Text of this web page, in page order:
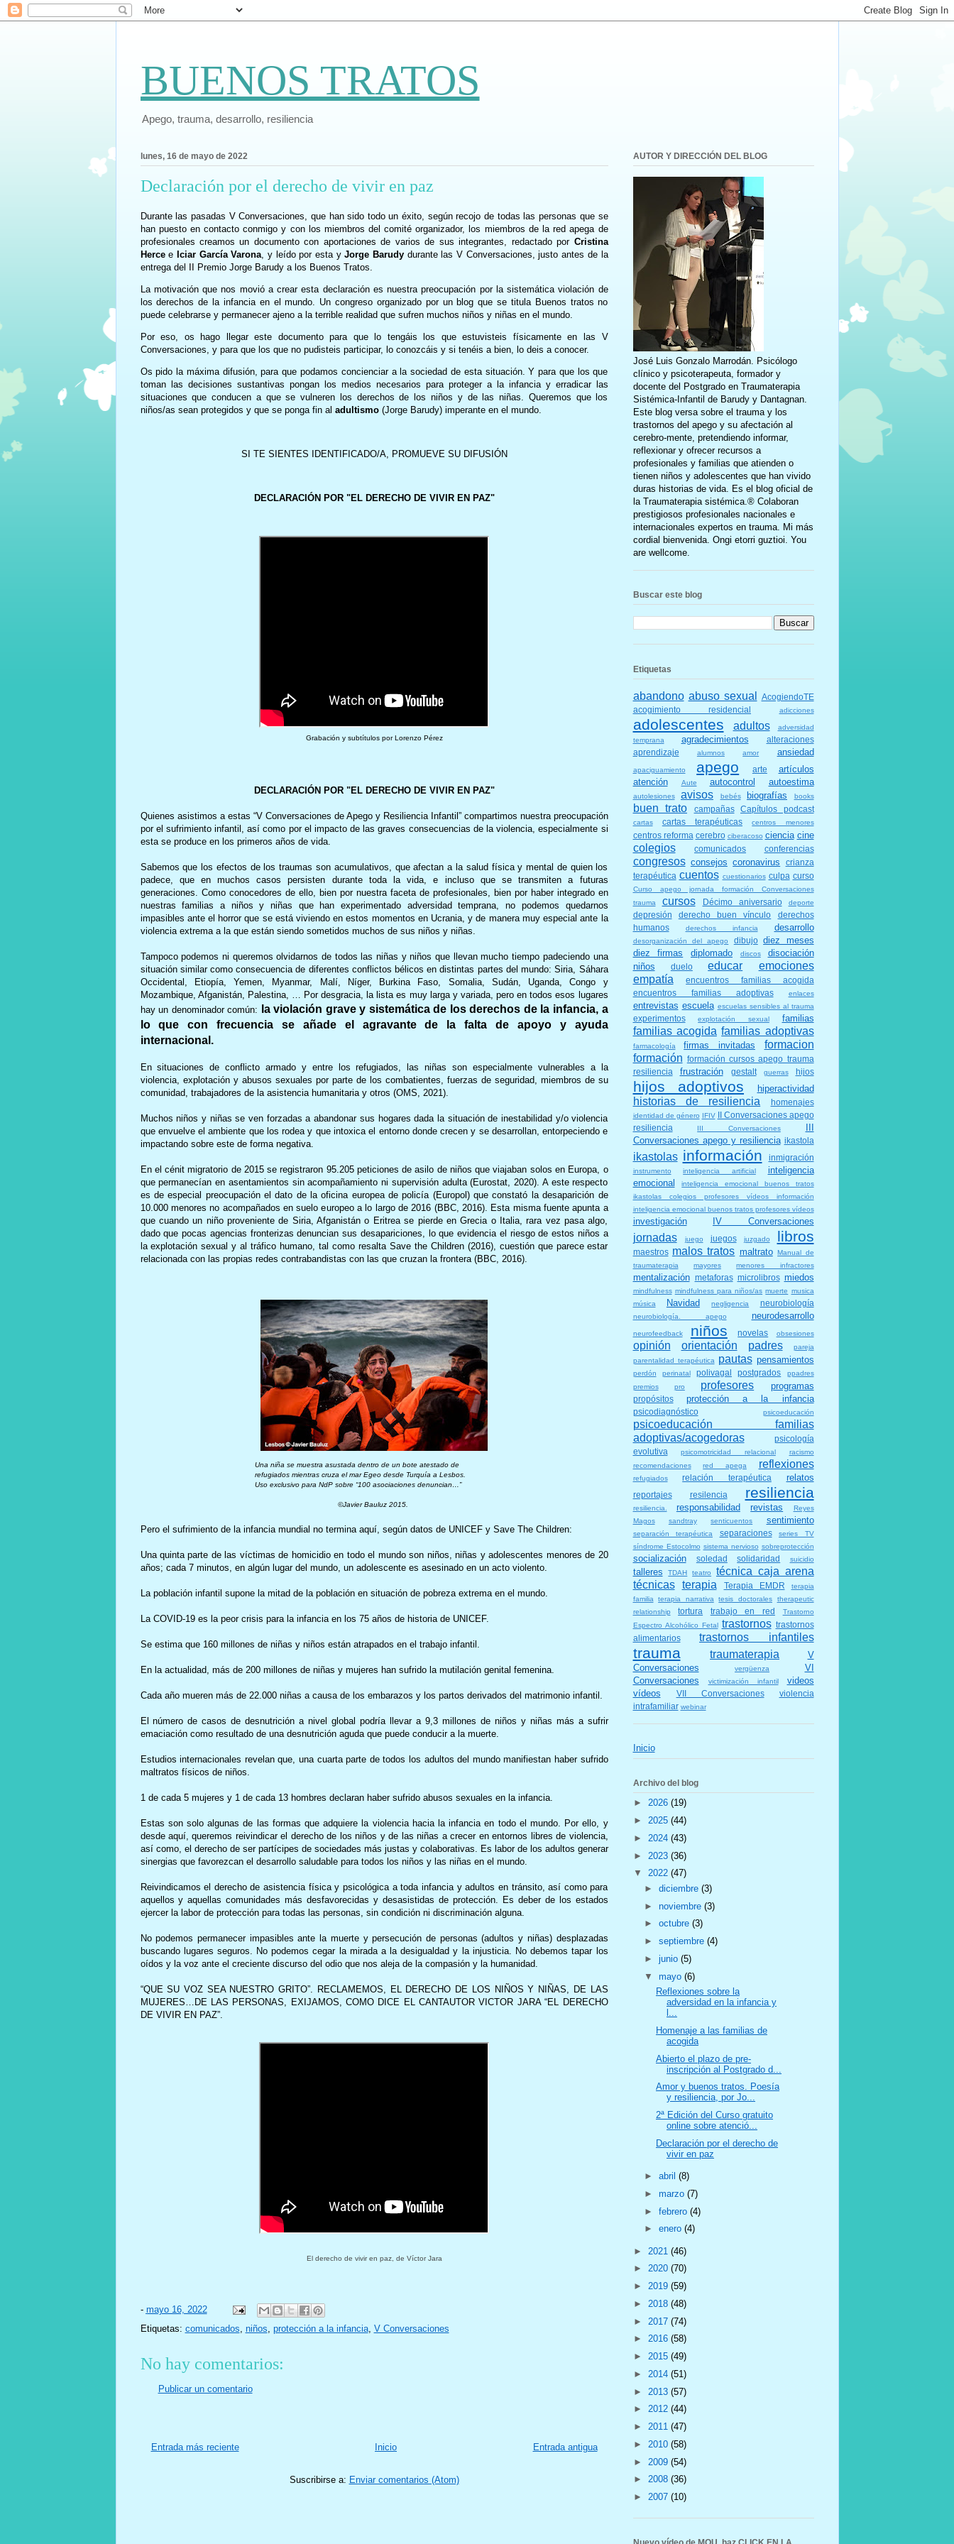
BUENOS TRATOS
Apego, trauma, desarrollo, resiliencia
lunes, 16 de mayo de 2022
Declaración por el derecho de vivir en paz
Durante las pasadas V Conversaciones, que han sido todo un éxito, según recojo de todas las personas que se
han puesto en contacto conmigo y con los miembros del comité organizador, los miembros de la red apega de
profesionales creamos un documento con aportaciones de varios de sus integrantes, redactado por Cristina
Hercee Iciar García Varona , y leído por esta yJorge Barudy durante las V Conversaciones, justo antes de la
entrega del II Premio Jorge Barudy a los Buenos Tratos.
La motivación que nos movió a crear esta declaración es nuestra preocupación por la sistemática violación de
los derechos de la infancia en el mundo. Un congreso organizado por un blog que se titula Buenos tratos no
puede celebrarse y permanecer ajeno a la terrible realidad que sufren muchos niños y niñas en el mundo.
Por eso, os hago llegar este documento para que lo tengáis los que estuvisteis físicamente en las V
Conversaciones, y para que los que no pudisteis participar, lo conozcáis y si tenéis a bien, lo deis a conocer.
Os pido la máxima difusión, para que podamos concienciar a la sociedad de esta situación. Y para que los que
toman las decisiones sustantivas pongan los medios necesarios para proteger a la infancia y erradicar las
situaciones que conducen a que se vulneren los derechos de los niños y de las niñas. Queremos que los
niños/as sean protegidos y que se ponga fin al adultismo(Jorge Barudy) imperante en el mundo.
SI TE SIENTES IDENTIFICADO/A, PROMUEVE SU DIFUSIÓN
DECLARACIÓN POR "EL DERECHO DE VIVIR EN PAZ"
Grabación y subtítulos por Lorenzo Pérez
DECLARACIÓN POR "EL DERECHO DE VIVIR EN PAZ"
Quienes asistimos a estas “V Conversaciones de Apego y Resiliencia Infantil” compartimos nuestra preocupación
por el sufrimiento infantil, así como por el impacto de las graves consecuencias de la violencia, especialmente si
esta se produce en los primeros años de vida.
Sabemos que los efectos de los traumas son acumulativos, que afectan a la salud física y mental de quien los
padece, que en muchos casos persisten durante toda la vida, e incluso que se transmiten a futuras
generaciones. Como conocedores de ello, bien por nuestra faceta de profesionales, bien por haber integrado en
nuestras familias a niños y niñas que han experimentado adversidad temprana, no podemos quedarnos
impasibles ante el horror que se está viviendo en estos momentos en Ucrania, y de manera muy especial ante la
violencia extrema a la que están siendo sometidos muchos de sus niños y niñas.
Tampoco podemos ni queremos olvidarnos de todos las niñas y niños que llevan mucho tiempo padeciendo una
situación similar como consecuencia de diferentes conflictos bélicos en distintas partes del mundo: Siria, Sáhara
Occidental, Etiopía, Yemen, Myanmar, Malí, Níger, Burkina Faso, Somalia, Sudán, Uganda, Congo y
Mozambique, Afganistán, Palestina, … Por desgracia, la lista es muy larga y variada, pero en todos esos lugares
hay un denominador común:
la violación grave y sistemática de los derechos de la infancia, a
lo que con frecuencia se añade el agravante de la falta de apoyo y ayuda
internacional.
En situaciones de conflicto armado y entre los refugiados, las niñas son especialmente vulnerables a la
violencia, explotación y abusos sexuales por parte de los combatientes, fuerzas de seguridad, miembros de su
comunidad, trabajadores de la asistencia humanitaria y otros (OMS, 2021).
Muchos niños y niñas se ven forzadas a abandonar sus hogares dada la situación de inestabilidad y/o violencia
que envuelve el ambiente que los rodea y que intoxica el entorno donde crecen y se desarrollan, entorpeciendo e
impactando sobre este de forma negativa.
En el cénit migratorio de 2015 se registraron 95.205 peticiones de asilo de niños que viajaban solos en Europa, o
que permanecían en asentamientos sin acompañamiento ni supervisión adulta (Eurostat, 2020). A este respecto
es de especial preocupación el dato de la oficina europea de policía (Europol) que constató la desaparición de
10.000 menores no acompañados en suelo europeo a lo largo de 2016 (BBC, 2016). Esta misma fuente apunta a
que cuando un niño proveniente de Siria, Afganistán o Eritrea se pierde en Grecia o Italia, rara vez pasa algo,
dado que pocas agencias fronterizas denuncian sus desapariciones, lo que evidencia el riesgo de estos niños a
la explotación sexual y al tráfico humano, tal como resalta Save the Children (2016), cuestión que parece estar
relacionada con las propias redes contrabandistas con las que cruzan la frontera (BBC, 2016).
Una niña se muestra asustada dentro de un bote atestado de
refugiados mientras cruza el mar Egeo desde Turquía a Lesbos.
Uso exclusivo para NdP sobre “100 asociaciones denuncian…”
©️Javier Bauluz 2015.
Pero el sufrimiento de la infancia mundial no termina aquí, según datos de UNICEF y Save The Children:
Una quinta parte de las víctimas de homicidio en todo el mundo son niños, niñas y adolescentes menores de 20
años; cada 7 minutos, en algún lugar del mundo, un adolescente es asesinado en un acto violento.
La población infantil supone la mitad de la población en situación de pobreza extrema en el mundo.
La COVID-19 es la peor crisis para la infancia en los 75 años de historia de UNICEF.
Se estima que 160 millones de niñas y niños están atrapados en el trabajo infantil.
En la actualidad, más de 200 millones de niñas y mujeres han sufrido la mutilación genital femenina.
Cada año mueren más de 22.000 niñas a causa de los embarazos y los partos derivados del matrimonio infantil.
El número de casos de desnutrición a nivel global podría llevar a 9,3 millones de niños y niñas más a sufrir
emaciación como resultado de una desnutrición aguda que puede conducir a la muerte.
Estudios internacionales revelan que, una cuarta parte de todos los adultos del mundo manifiestan haber sufrido
maltratos físicos de niños.
1 de cada 5 mujeres y 1 de cada 13 hombres declaran haber sufrido abusos sexuales en la infancia.
Estas son solo algunas de las formas que adquiere la violencia hacia la infancia en todo el mundo. Por ello, y
desde aquí, queremos reivindicar el derecho de los niños y de las niñas a crecer en entornos libres de violencia,
así como, el derecho de ser partícipes de sociedades más justas y colaborativas. Es labor de los adultos generar
sinergias que favorezcan el desarrollo saludable para todos los niños y las niñas en el mundo.
Reivindicamos el derecho de asistencia física y psicológica a toda infancia y adultos en tránsito, así como para
aquellos y aquellas comunidades más desfavorecidas y desasistidas de protección. Es deber de los estados
ejercer la labor de protección para todas las personas, sin condición ni discriminación alguna.
No podemos permanecer impasibles ante la muerte y persecución de personas (adultos y niñas) desplazadas
buscando lugares seguros. No podemos cegar la mirada a la desigualdad y la injusticia. No debemos tapar los
oídos y la voz ante el creciente discurso del odio que nos aleja de la compasión y la humanidad.
“QUE SU VOZ SEA NUESTRO GRITO”. RECLAMEMOS, EL DERECHO DE LOS NIÑOS Y NIÑAS, DE LAS
MUJERES…DE LAS PERSONAS, EXIJAMOS, COMO DICE EL CANTAUTOR VICTOR JARA “EL DERECHO
DE VIVIR EN PAZ”.
El derecho de vivir en paz, de Víctor Jara
- mayo 16, 2022
Etiquetas: comunicados niños protección a la infancia, V Conversaciones
No hay comentarios:
Publicar un comentario
Entrada más reciente Entrada antigua
Inicio
Suscribirse a: Enviar comentarios (Atom)
AUTOR Y DIRECCIÓN DEL BLOG
José Luis Gonzalo Marrodán. Psicólogo
clínico y psicoterapeuta, formador y
docente del Postgrado en Traumaterapia
Sistémica-Infantil de Barudy y Dantagnan.
Este blog versa sobre el trauma y los
trastornos del apego y su afectación al
cerebro-mente, pretendiendo informar,
reflexionar y ofrecer recursos a
profesionales y familias que atienden o
tienen niños y adolescentes que han vivido
duras historias de vida. Es el blog oficial de
la Traumaterapia sistémica.® Colaboran
prestigiosos profesionales nacionales e
internacionales expertos en trauma. Mi más
cordial bienvenida. Ongi etorri guztioi. You
are wellcome.
Buscar este blog
Etiquetas
abandono abuso sexual
AcogiendoTE
acogimiento residencial
adicciones
adolescentes adultos
adversidad
temprana
agradecimientos
alteraciones
aprendizaje
alumnos amor ansiedad
apaciguamiento apego arte
artículos
atención
Aute autocontrol autoestima
autolesiones avisos bebés biografías books
buen trato campañas Capítulos podcast
cartas cartas terapéuticas centros menores
centros reforma cerebro ciberacoso ciencia cine
colegios comunicados conferencias
congresos consejos coronavirus
crianza
terapéutica cuentos cuestionarios culpa curso
Curso apego jornada formación Conversaciones
trauma
cursos Décimo aniversario deporte
depresión derecho buen vínculo
derechos
humanos
derechos infancia desarrollo
desorganización del apego dibujo diez meses
diez firmas
diplomado discos
disociación
niños
duelo educar
emociones
empatía
encuentros familias acogida
encuentros familias adoptivas
enlaces
entrevistas escuela escuelas sensibles al trauma
experimentos explotación sexual familias
familias acogida familias adoptivas
farmacología firmas invitadas
formacion
formación formación cursos apego trauma
resiliencia
frustración gestalt guerras hijos
hijos adoptivos hiperactividad
historias de resiliencia homenajes
identidad de género IFIV II Conversaciones apego
resiliencia
III Conversaciones
III
Conversaciones apego y resiliencia ikastola
ikastolas información inmigración
instrumento inteligencia artificial
inteligencia
emocional
inteligencia emocional buenos tratos
ikastolas colegios profesores vídeos información
inteligencia emocional buenos tratos profesores vídeos
investigación IV Conversaciones
jornadas juego juegos juzgado libros
maestros malos tratos maltrato Manual de
traumaterapia
mayores menores infractores
mentalización metaforas microlibros miedos
mindfulness mindfulness para niños/as muerte musica
música
Navidad negligencia neurobiología
neurobiología. apego neurodesarrollo
neurofeedback niños novelas obsesiones
opinión orientación padres
pareja
parentalidad terapéutica
pautas pensamientos
perdón perinatal polivagal postgrados
ppadres
premios
pro profesores programas
propósitos protección a la infancia
psicodiagnóstico psicoeducación
psicoeducación familias
adoptivas/acogedoras
psicología
evolutiva
psicomotricidad relacional
racismo
recomendaciones
red apega reflexiones
refugiados relación terapéutica relatos
reportajes resilencia resiliencia
resiliencia. responsabilidad revistas
Reyes
Magos
sandtray senticuentos sentimiento
separación terapéutica separaciones
series TV
síndrome Estocolmo sistema nervioso sobreprotección
socialización soledad solidaridad suicidio
talleres TDAH teatro
técnica caja arena
técnicas
terapia Terapia EMDR
terapia
familia
terapia narrativa tesis doctorales
therapeutic
relationship
tortura trabajo en red
Trastorno
Espectro Alcohólico Fetal trastornos trastornos
alimentarios
trastornos infantiles
trauma traumaterapia
V
Conversaciones
vergüenza
VI
Conversaciones
victimización infantil
videos
vídeos
VII Conversaciones
violencia
intrafamiliar webinar
Inicio
Archivo del blog
► 2026 (19)
► 2025 (44)
► 2024 (43)
► 2023 (36)
▼ 2022 (47)
►diciembre(3)
►noviembre(3)
►octubre(3)
►septiembre(4)
►junio(5)
▼mayo(6)
Reflexiones sobre la
adversidad en la infancia y
l...
Homenaje a las familias de
acogida
Abierto el plazo de pre-
inscripción al Postgrado d...
Amor y buenos tratos. Poesía
y resiliencia, por Jo...
2ª Edición del Curso gratuito
online sobre atenció...
Declaración por el derecho de
vivir en paz
►abril(8)
►marzo(7)
►febrero(4)
►enero(4)
► 2021 (46)
► 2020 (70)
► 2019 (59)
► 2018 (48)
► 2017 (74)
► 2016 (58)
► 2015 (49)
► 2014 (51)
► 2013 (57)
► 2012 (44)
► 2011 (47)
► 2010 (58)
► 2009 (54)
► 2008 (36)
► 2007 (10)